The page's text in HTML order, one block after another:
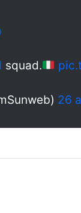
squad.
26